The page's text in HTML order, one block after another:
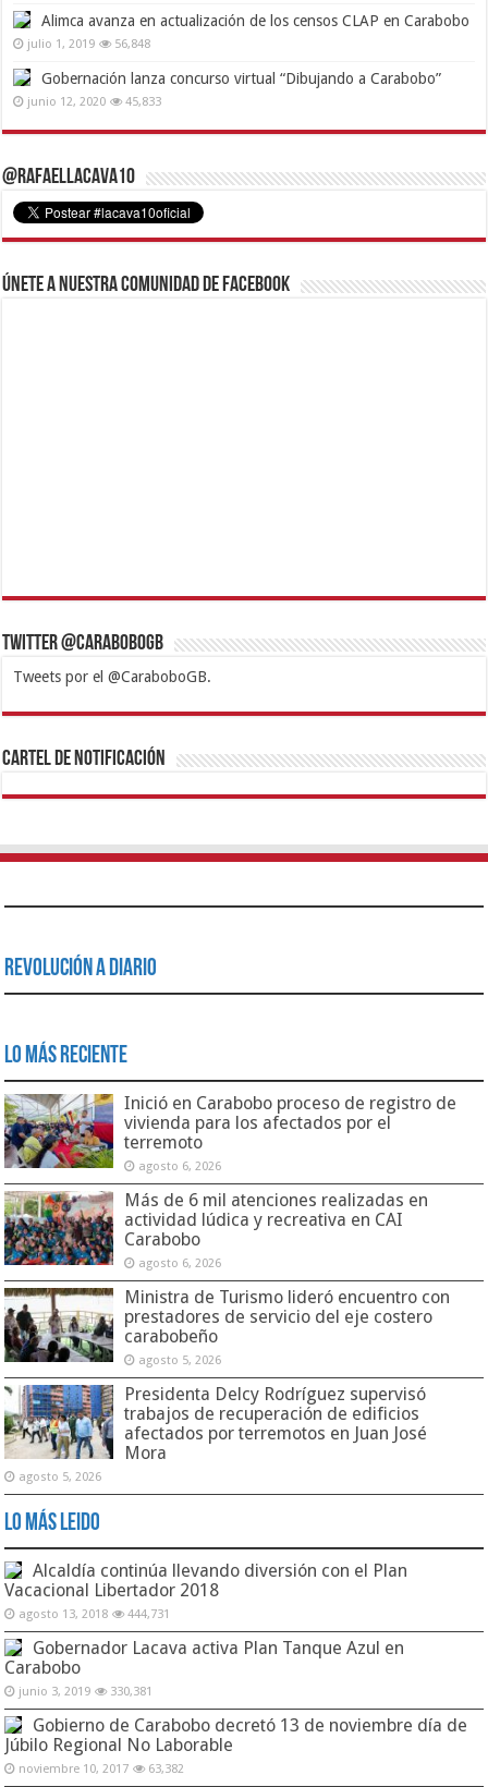
Alimca avanza en actualización de los censos CLAP en Carabobo
julio 1, 2019 56,848
Gobernación lanza concurso virtual “Dibujando a Carabobo”
junio 12, 2020 45,833
@RafaelLacava10
Únete a nuestra comunidad de Facebook
Twitter @CaraboboGB
Tweets por el @CaraboboGB.
1xbetBetturkeyBetistKralbetSupertotobetTipobetMatadorbetMariobet
https://mvbcasino.com/
Cartel de Notificación
Revolución a Diario
Lo Más Reciente
Inició en Carabobo proceso de registro de
vivienda para los afectados por el
terremoto
agosto 6, 2026
Más de 6 mil atenciones realizadas en
actividad lúdica y recreativa en CAI
Carabobo
agosto 6, 2026
Ministra de Turismo lideró encuentro con
prestadores de servicio del eje costero
carabobeño
agosto 5, 2026
Presidenta Delcy Rodríguez supervisó
trabajos de recuperación de edificios
afectados por terremotos en Juan José
Mora
agosto 5, 2026
Lo Más Leido
Alcaldía continúa llevando diversión con el Plan
Vacacional Libertador 2018
agosto 13, 2018 444,731
Gobernador Lacava activa Plan Tanque Azul en
Carabobo
junio 3, 2019 330,381
Gobierno de Carabobo decretó 13 de noviembre día de
Júbilo Regional No Laborable
noviembre 10, 2017 63,382